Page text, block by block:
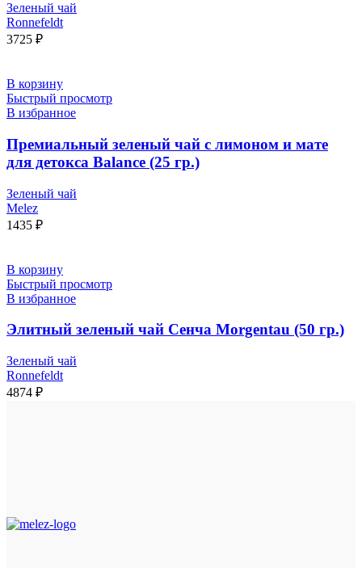
Зеленый чай
Ronnefeldt
3725 ₽
В корзину
Быстрый просмотр
В избранное
Премиальный зеленый чай с лимоном и мате
для детокса Balance (25 гр.)
Зеленый чай
Melez
1435 ₽
В корзину
Быстрый просмотр
В избранное
Элитный зеленый чай Сенча Morgentau (50 гр.)
Зеленый чай
Ronnefeldt
4874 ₽